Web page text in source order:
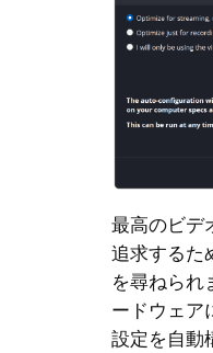
最高のビデ
追求するた
を尋ねられ
ードウェア
設定を自動